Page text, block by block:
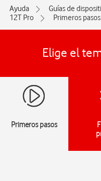
Ayuda Guías de
12T Pro
Primeros pasos
Elige el
Primeros pasos